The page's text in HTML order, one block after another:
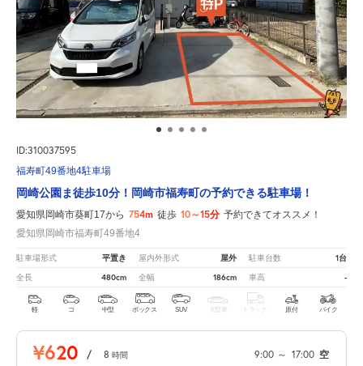
ID:310037595
福寿町49番地4駐車場
岡崎公園ま徒歩10分！岡崎市福寿町の予約できる駐車場！
愛知県岡崎市葵町17から 754m 徒歩 10～15分 予約できてオススメ！
愛知県岡崎市福寿町49番地4
駐車場形式 平置き 屋内外形式 屋外 駐車台数 1台
全長 480cm 全幅 186cm 車高 -
軽 コ 中型 ボックス SUV 大型車 トラック 原付 バイク
¥620 / 8 時間 9:00 ～ 17:00 空